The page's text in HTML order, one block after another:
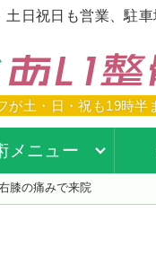
土日祝日も営業、駐
が土・日・祝も19時半
メニュー
膝の痛みで来院